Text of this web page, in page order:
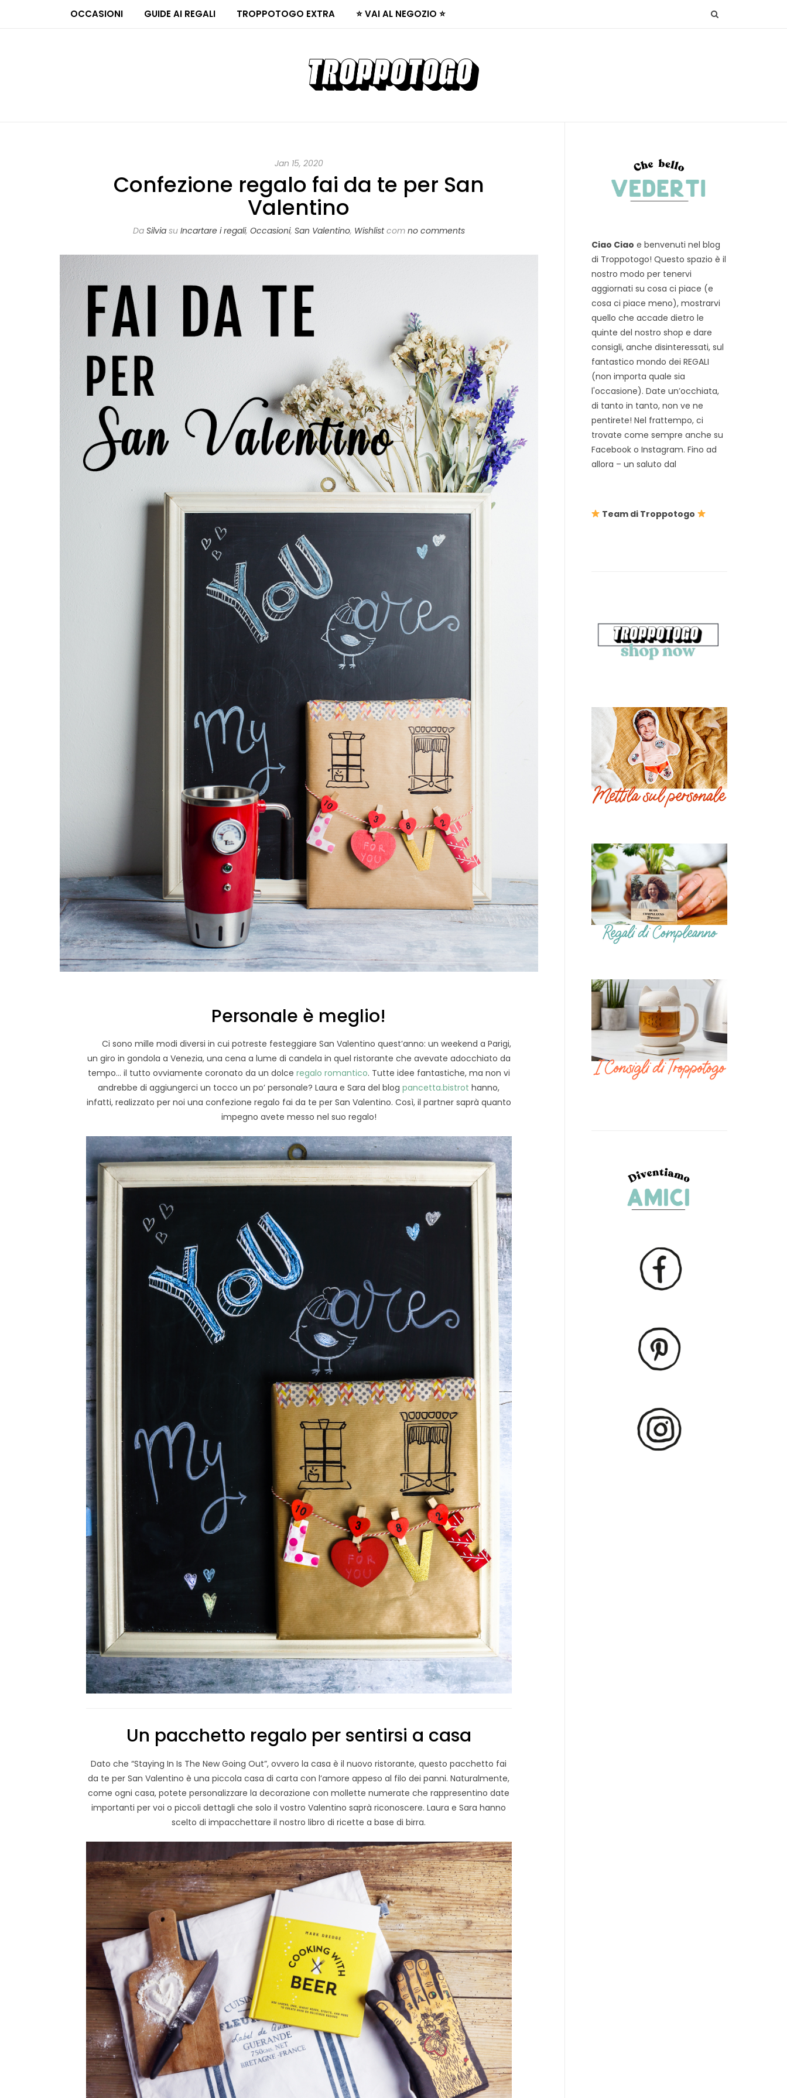
OCCASIONI GUIDE AI REGALI TROPPOTOGO EXTRA ⭐ VAI AL NEGOZIO ⭐
Jan 15, 2020
Confezione regalo fai da te per San
Valentino
Da Silviasu Incartare i regali, Occasioni, San Valentino, Wishlistcom no comments
Personale è meglio!
Ci sono mille modi diversi in cui potreste festeggiare San Valentino quest’anno: un weekend a Parigi,
un giro in gondola a Venezia, una cena a lume di candela in quel ristorante che avevate adocchiato da
tempo… il tutto ovviamente coronato da un dolce regalo romantico. Tutte idee fantastiche, ma non vi
andrebbe di aggiungerci un tocco un po’ personale? Laura e Sara del blogpancetta.bistrot hanno,
infatti, realizzato per noi una confezione regalo fai da te per San Valentino. Così, il partner saprà quanto
impegno avete messo nel suo regalo!
Un pacchetto regalo per sentirsi a casa
Dato che “Staying In Is The New Going Out”, ovvero la casa è il nuovo ristorante, questo pacchetto fai
da te per San Valentino è una piccola casa di carta con l’amore appeso al filo dei panni. Naturalmente,
come ogni casa, potete personalizzare la decorazione con mollette numerate che rappresentino date
importanti per voi o piccoli dettagli che solo il vostro Valentino saprà riconoscere. Laura e Sara hanno
scelto di impacchettare il nostro libro di ricette a base di birra.
Ciao Ciao e benvenuti nel blog
di Troppotogo! Questo spazio è il
nostro modo per tenervi
aggiornati su cosa ci piace (e
cosa ci piace meno), mostrarvi
quello che accade dietro le
quinte del nostro shop e dare
consigli, anche disinteressati, sul
fantastico mondo dei REGALI
(non importa quale sia
l'occasione). Date un’occhiata,
di tanto in tanto, non ve ne
pentirete! Nel frattempo, ci
trovate come sempre anche su
Facebook o Instagram. Fino ad
allora – un saluto dal
Team di Troppotogo